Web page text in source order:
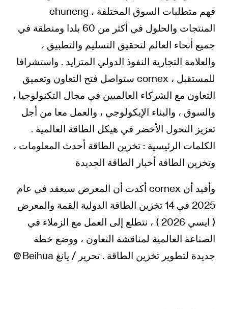
والعلامة التجارية النفوذ الدولي المتزايد . واستشرافا
للمستقبل ، cornex ستواصل فتح التعاون وتعميق
التعاون مع الشركاء العالميين في مجال التكنولوجيا ،
والسوق ، والبناء الإيكولوجي ، والعمل معا من أجل
تعزيز التحول الأخضر في هيكل الطاقة العالمية .
الكلمات الرئيسية : تخزين الطاقة أحدث المعلومات ،
وتخزين الطاقة أخبار الطاقة الجديدة
وأفيد أن cornex أكدت أن المعرض سيعقد في عام
2025 في 14 تخزين الطاقة الدولية القمة والمعرض
( ايسي 2026 ) ، نتطلع إلى العمل مع الزملاء في
الصناعة العالمية لمناقشة التعاون ، ووضع خطة
جديدة لتطوير تخزين الطاقة . تحرير / يانغ Beihua
قد ترغب أيضا في رؤية